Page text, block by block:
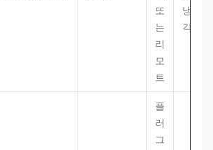
또
는
리
모
트
냉
각
플
러
그